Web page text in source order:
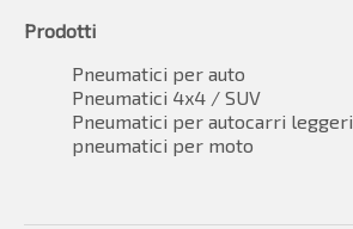
Prodotti
Pneumatici per auto
Pneumatici 4x4 / SUV
Pneumatici per autocarri leggeri
pneumatici per moto